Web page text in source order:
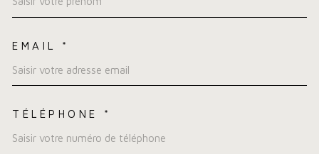
EMAIL *
TÉLÉPHONE *